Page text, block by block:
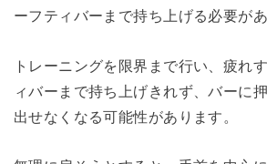
ーフティバーまで持ち上げる必要があ
トレーニングを限界まで行い、疲れ
ィバーまで持ち上げきれず、バーに
出せなくなる可能性があります。